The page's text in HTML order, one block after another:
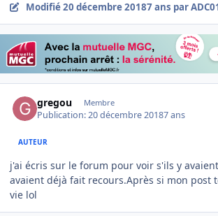
Modifié20 décembre 20187 ans par
gregou Membre
Publication:20 décembre 20187 ans
AUTEUR
j'ai écris sur le forum pour voir s'ils y
avaient déjà fait recours.Après si mon post
vie lol